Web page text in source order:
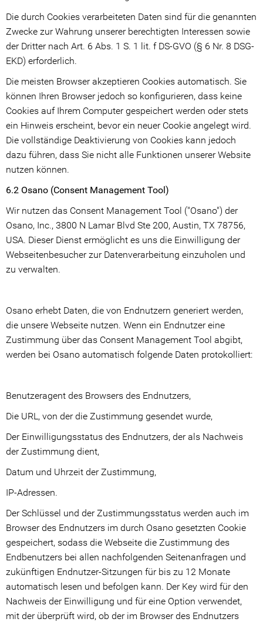
Die durch Cookies verarbeiteten Daten sind für die genannten
Zwecke zur Wahrung unserer berechtigten Interessen sowie
der Dritter nach Art. 6 Abs. 1 S. 1 lit. f DS-GVO (§ 6 Nr. 8 DSG-
EKD) erforderlich.
Die meisten Browser akzeptieren Cookies automatisch. Sie
können Ihren Browser jedoch so konfigurieren, dass keine
Cookies auf Ihrem Computer gespeichert werden oder stets
ein Hinweis erscheint, bevor ein neuer Cookie angelegt wird.
Die vollständige Deaktivierung von Cookies kann jedoch
dazu führen, dass Sie nicht alle Funktionen unserer Website
nutzen können.
6.2 Osano (Consent Management Tool)
Wir nutzen das Consent Management Tool ("Osano") der
Osano, Inc., 3800 N Lamar Blvd Ste 200, Austin, TX 78756,
USA. Dieser Dienst ermöglicht es uns die Einwilligung der
Webseitenbesucher zur Datenverarbeitung einzuholen und
zu verwalten.
Osano erhebt Daten, die von Endnutzern generiert werden,
die unsere Webseite nutzen. Wenn ein Endnutzer eine
Zustimmung über das Consent Management Tool abgibt,
werden bei Osano automatisch folgende Daten protokolliert:
Benutzeragent des Browsers des Endnutzers,
Die URL, von der die Zustimmung gesendet wurde,
Der Einwilligungsstatus des Endnutzers, der als Nachweis
der Zustimmung dient,
Datum und Uhrzeit der Zustimmung,
IP-Adressen.
Der Schlüssel und der Zustimmungsstatus werden auch im
Browser des Endnutzers im durch Osano gesetzten Cookie
gespeichert, sodass die Webseite die Zustimmung des
Endbenutzers bei allen nachfolgenden Seitenanfragen und
zukünftigen Endnutzer-Sitzungen für bis zu 12 Monate
automatisch lesen und befolgen kann. Der Key wird für den
Nachweis der Einwilligung und für eine Option verwendet,
mit der überprüft wird, ob der im Browser des Endnutzers